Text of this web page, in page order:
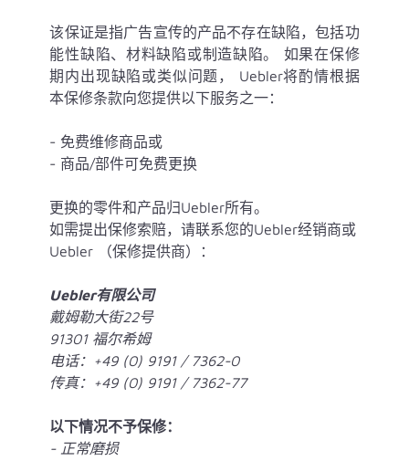
该保证是指广告宣传的产品不存在缺陷，包括功
能性缺陷、材料缺陷或制造缺陷。 如果在保修
期内出现缺陷或类似问题， Uebler将酌情根据
本保修条款向您提供以下服务之一：
- 免费维修商品或
- 商品/部件可免费更换
更换的零件和产品归Uebler所有。
如需提出保修索赔，请联系您的Uebler经销商或
Uebler （保修提供商）：
Uebler有限公司
戴姆勒大街22号
91301 福尔希姆
电话：+49 (0) 9191 / 7362-0
传真：+49 (0) 9191 / 7362-77
以下情况不予保修：
- 正常磨损